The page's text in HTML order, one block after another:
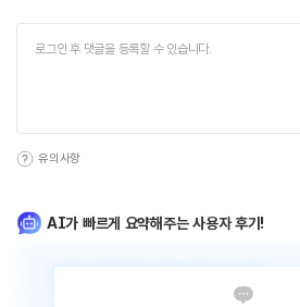
유의사항
AI가 빠르게 요약해주는 사용자 후기!